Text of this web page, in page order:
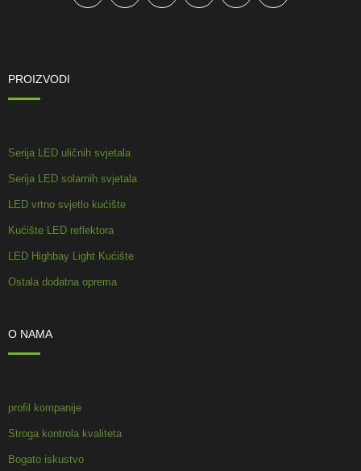
PROIZVODI
Serija LED uličnih svjetala
Serija LED solarnih svjetala
LED vrtno svjetlo kućište
Kućište LED reflektora
LED Highbay Light Kućište
Ostala dodatna oprema
O NAMA
profil kompanije
Stroga kontrola kvaliteta
Bogato iskustvo